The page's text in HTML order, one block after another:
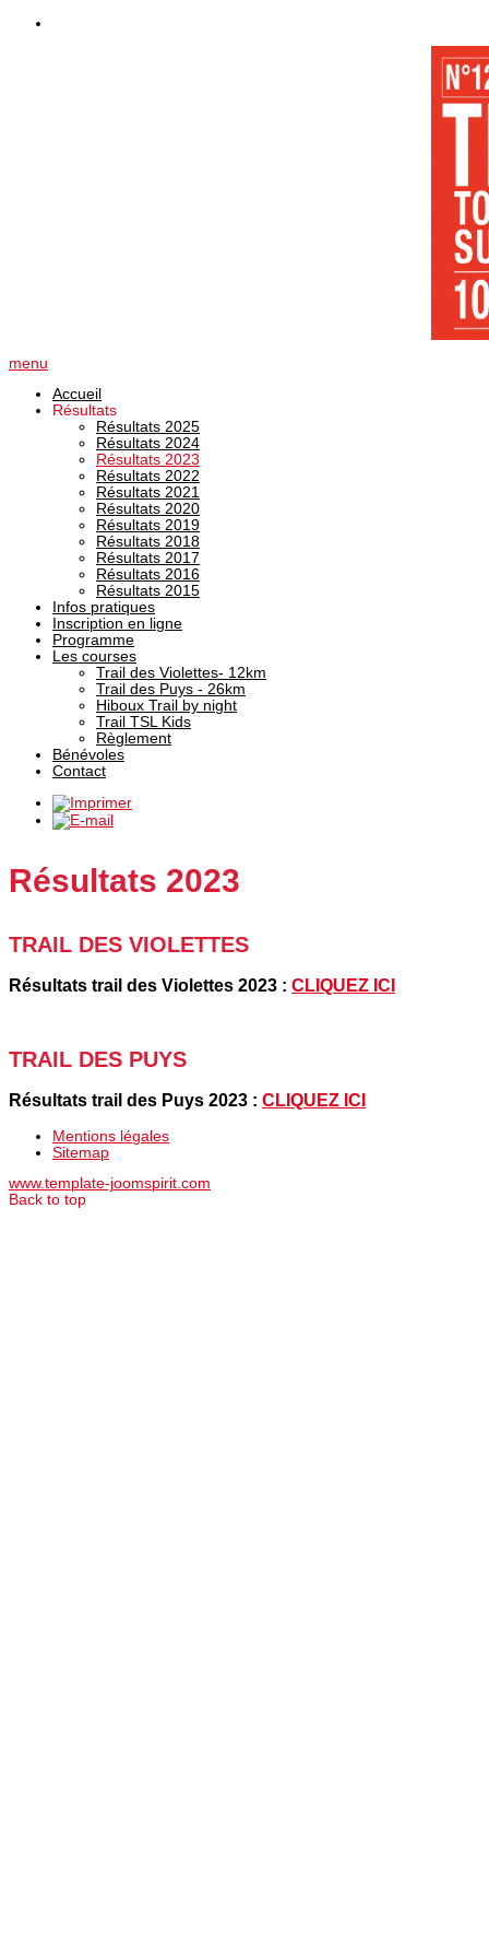
menu
Accueil
Résultats
Résultats 2025
Résultats 2024
Résultats 2023
Résultats 2022
Résultats 2021
Résultats 2020
Résultats 2019
Résultats 2018
Résultats 2017
Résultats 2016
Résultats 2015
Infos pratiques
Inscription en ligne
Programme
Les courses
Trail des Violettes- 12km
Trail des Puys - 26km
Hiboux Trail by night
Trail TSL Kids
Règlement
Bénévoles
Contact
Résultats 2023
TRAIL DES VIOLETTES
Résultats trail des Violettes 2023 : CLIQUEZ ICI
TRAIL DES PUYS
Résultats trail des Puys 2023 : CLIQUEZ ICI
Mentions légales
Sitemap
www.template-joomspirit.com
Back to top